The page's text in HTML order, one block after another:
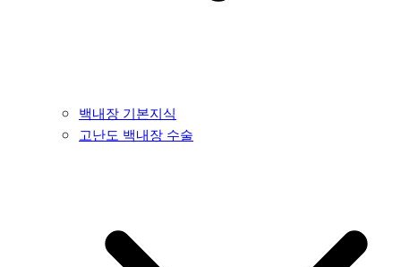
백내장 기본지식
고난도 백내장 수술